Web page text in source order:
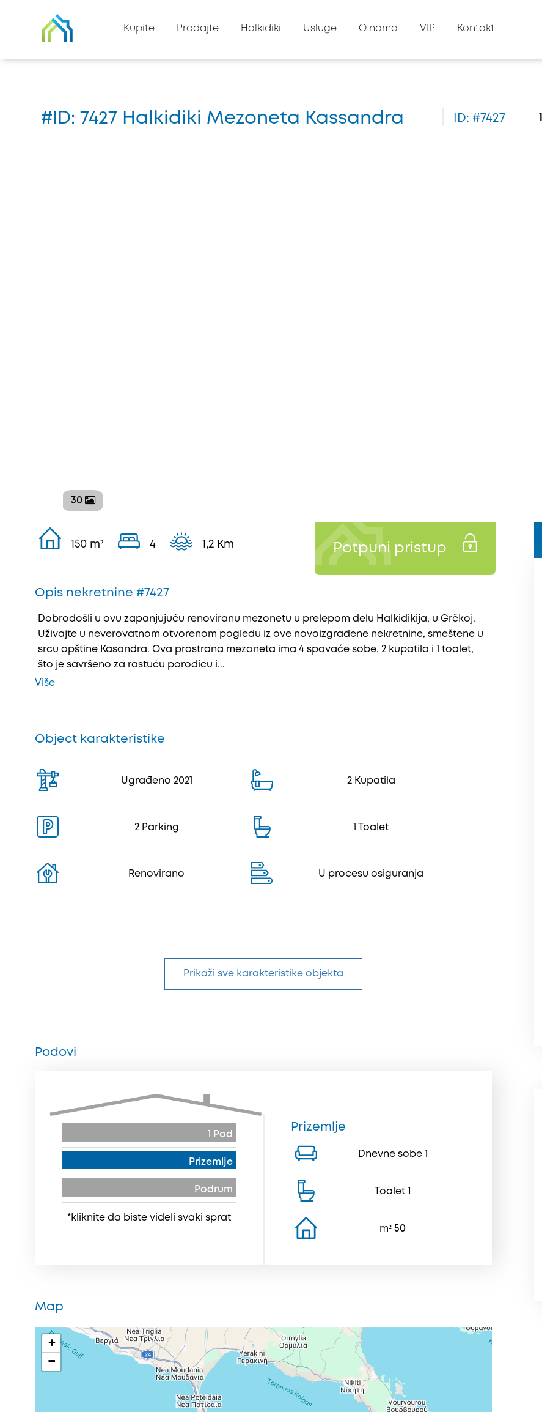
Kupite Prodajte Halkidiki Usluge O nama VIP Kontakt
#ID: 7427 Halkidiki Mezoneta Kassandra ID: #7427
30
150 m² 4 1,2 Km Potpuni pristup
Opis nekretnine #7427
Dobrodošli u ovu zapanjuјuću renoviranu mezonetu u prelepom delu Halkidikiјa, u Grčkoј.
Uživaјte u neverovatnom otvorenom pogledu iz ove novoizgrađene nekretnine, smeštene u
srcu opštine Kasandra. Ova prostrana mezoneta ima 4 spavaće sobe, 2 kupatila i 1 toalet,
što јe savršeno za rastuću porodicu i...
Više
Object karakteristike
Ugrađeno 2021 2 Kupatila
2 Parking 1 Toalet
Renovirano U procesu osiguranja
Prikaži sve karakteristike objekta
Podovi
1 Pod
Prizemlje
Podrum
*kliknite da biste videli svaki sprat
Prizemlje
Dnevne sobe
Toalet
m²50
Map
+
−